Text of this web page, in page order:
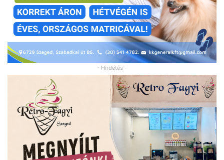
- Hirdetés -